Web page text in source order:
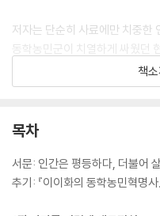
저자는 단순히 사료에만 치중한
동학농민군이 치열하게 싸웠던
지인들의 증언을 수집하여 철저
기록과 일본의 기록물까지 샅
200여 컷의 자료 사진과 현장 사
움을 준다.
책
목차
서문: 인간은 평등하다, 더불어
추기: 『이이화의 동학농민혁명사